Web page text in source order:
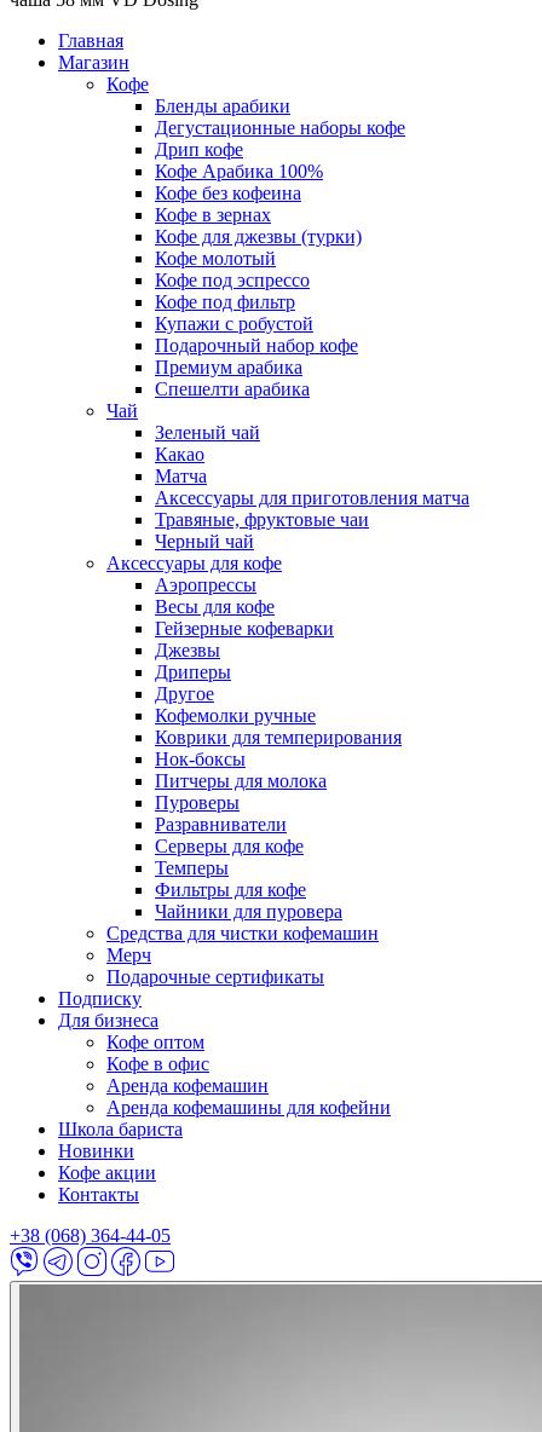
Главная
Магазин
Кофе
Бленды арабики
Дегустационные наборы кофе
Дрип кофе
Кофе Арабика 100%
Кофе без кофеина
Кофе в зернах
Кофе для джезвы (турки)
Кофе молотый
Кофе под эспрессо
Кофе под фильтр
Купажи с робустой
Подарочный набор кофе
Премиум арабика
Спешелти арабика
Чай
Зеленый чай
Какао
Матча
Аксессуары для приготовления матча
Травяные, фруктовые чаи
Черный чай
Аксессуары для кофе
Аэропрессы
Весы для кофе
Гейзерные кофеварки
Джезвы
Дриперы
Другое
Кофемолки ручные
Коврики для темперирования
Нок-боксы
Питчеры для молока
Пуроверы
Разравниватели
Серверы для кофе
Темперы
Фильтры для кофе
Чайники для пуровера
Средства для чистки кофемашин
Мерч
Подарочные сертификаты
Подписку
Для бизнеса
Кофе оптом
Кофе в офис
Аренда кофемашин
Аренда кофемашины для кофейни
Школа бариста
Новинки
Кофе акции
Контакты
+38 (068) 364-44-05